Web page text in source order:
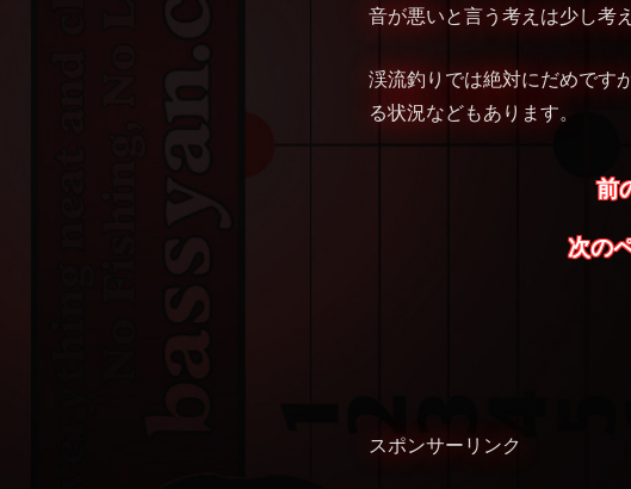
音が悪いと言う考えは少し考
渓流釣りでは絶対にだめです
る状況などもあります。
前
次の
スポンサーリンク